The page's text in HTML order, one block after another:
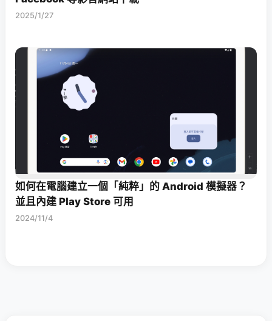
2025/1/27
如何在電腦建立一個「純粹」的 Android 模擬器？
並且內建 Play Store 可用
2024/11/4